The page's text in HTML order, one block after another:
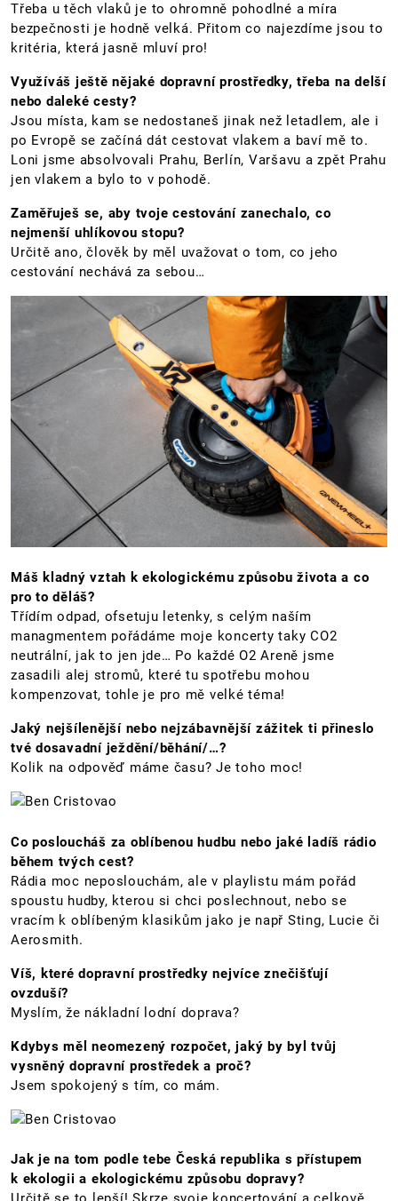
Třeba u těch vlaků je to ohromně pohodlné a míra
bezpečnosti je hodně velká. Přitom co najezdíme jsou to
kritéria, která jasně mluví pro!
Využíváš ještě nějaké dopravní prostředky, třeba na delší
nebo daleké cesty?
Jsou místa, kam se nedostaneš jinak než letadlem, ale i
po Evropě se začíná dát cestovat vlakem a baví mě to.
Loni jsme absolvovali Prahu, Berlín, Varšavu a zpět Prahu
jen vlakem a bylo to v pohodě.
Zaměřuješ se, aby tvoje cestování zanechalo, co
nejmenší uhlíkovou stopu?
Určitě ano, člověk by měl uvažovat o tom, co jeho
cestování nechává za sebou…
Máš kladný vztah k ekologickému způsobu života a co
pro to děláš?
Třídím odpad, ofsetuju letenky, s celým naším
managmentem pořádáme moje koncerty taky CO2
neutrální, jak to jen jde… Po každé O2 Areně jsme
zasadili alej stromů, které tu spotřebu mohou
kompenzovat, tohle je pro mě velké téma!
Jaký nejšílenější nebo nejzábavnější zážitek ti přineslo
tvé dosavadní ježdění/běhání/…?
Kolik na odpověď máme času? Je toho moc!
Co posloucháš za oblíbenou hudbu nebo jaké ladíš rádio
během tvých cest?
Rádia moc neposlouchám, ale v playlistu mám pořád
spoustu hudby, kterou si chci poslechnout, nebo se
vracím k oblíbeným klasikům jako je např Sting, Lucie či
Aerosmith.
Víš, které dopravní prostředky nejvíce znečišťují
ovzduší?
Myslím, že nákladní lodní doprava?
Kdybys měl neomezený rozpočet, jaký by byl tvůj
vysněný dopravní prostředek a proč?
Jsem spokojený s tím, co mám.
Jak je na tom podle tebe Česká republika s přístupem
k ekologii a ekologickému způsobu dopravy?